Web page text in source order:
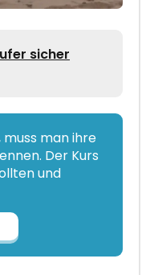
sicher
man ihre
Der Kurs
und